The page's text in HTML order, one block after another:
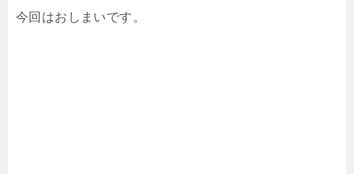
今回はおしまいです。